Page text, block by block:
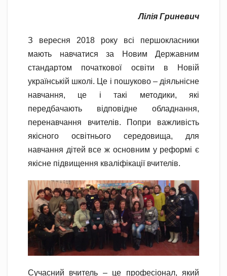
Лілія Гриневич
З вересня 2018 року всі першокласники
мають навчатися за Новим Державним
стандартом початкової освіти в Новій
українській школі. Це і пошуково – діяльнісне
навчання, це і такі методики, які
передбачають відповідне обладнання,
перенавчання вчителів. Попри важливість
якісного освітнього середовища, для
навчання дітей все ж основним у реформі є
якісне підвищення кваліфікації вчителів.
Сучасний вчитель – це професіонал, який